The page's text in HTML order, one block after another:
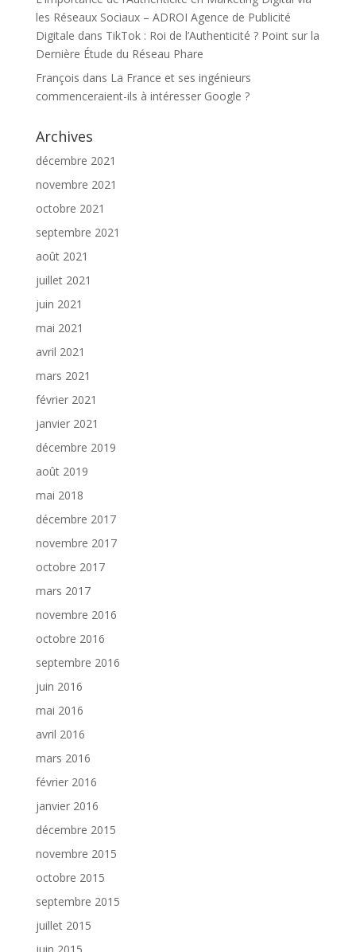
les Réseaux Sociaux – ADROI Agence de Publicité
Digitale dans TikTok : Roi de l’Authenticité ? Point sur la
Dernière Étude du Réseau Phare
François dans La France et ses ingénieurs
commenceraient-ils à intéresser Google ?
Archives
décembre 2021
novembre 2021
octobre 2021
septembre 2021
août 2021
juillet 2021
juin 2021
mai 2021
avril 2021
mars 2021
février 2021
janvier 2021
décembre 2019
août 2019
mai 2018
décembre 2017
novembre 2017
octobre 2017
mars 2017
novembre 2016
octobre 2016
septembre 2016
juin 2016
mai 2016
avril 2016
mars 2016
février 2016
janvier 2016
décembre 2015
novembre 2015
octobre 2015
septembre 2015
juillet 2015